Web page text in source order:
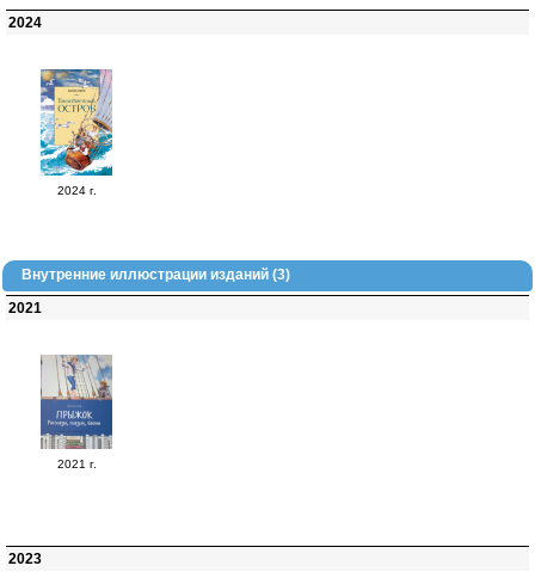
2024
2024 г.
Внутренние иллюстрации изданий (3)
2021
2021 г.
2023